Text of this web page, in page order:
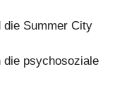
die Summer City
die psychosoziale